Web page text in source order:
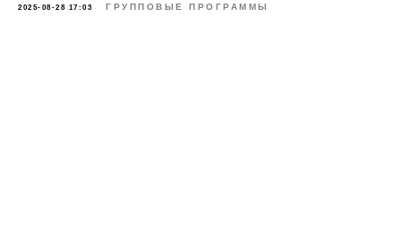
2025-08-28 17:03 ГРУППОВЫЕ ПРОГРАММЫ